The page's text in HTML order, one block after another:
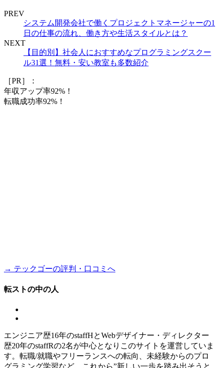
PREV
システム開発会社で働くプロジェクトマネージャーの1
日の仕事の流れ、働き方や生活スタイルとは？
NEXT
【目的別】社会人におすすめなプログラミングスクー
ル31選！無料・安い教室も多数紹介
［PR］：
年収アップ率92%！
転職成功率92%！
→ テックゴーの評判・口コミへ
転ストの中の人
エンジニア歴16年のstaffHとWebデザイナー・ディレクター
歴20年のstaffRの2名が中心となりこのサイトを運営していま
す。転職/就職やフリーランスへの転向、未経験からのプロ